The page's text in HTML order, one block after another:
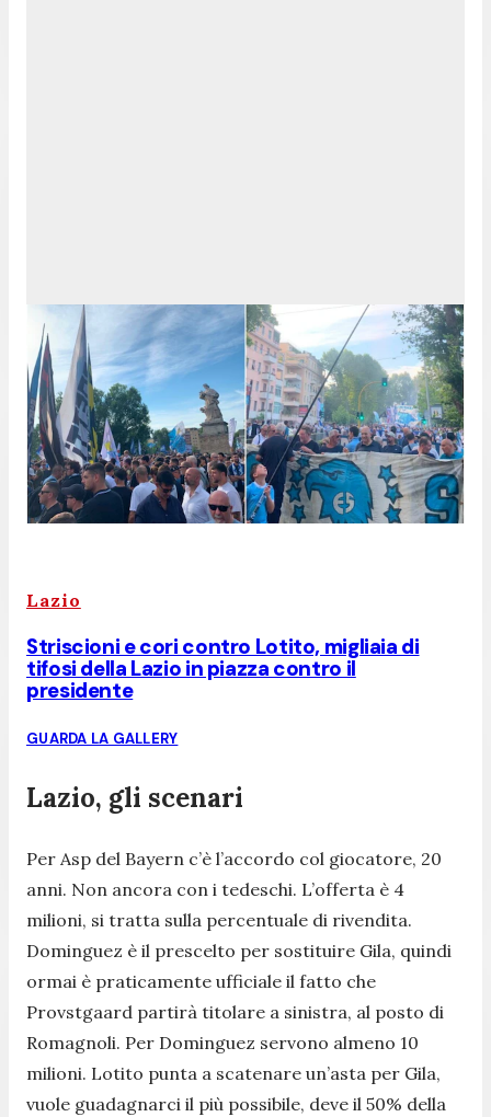
Lazio
Striscioni e cori contro Lotito, migliaia di
tifosi della Lazio in piazza contro il
presidente
GUARDA LA GALLERY
Lazio, gli scenari
Per Asp del Bayern c’è l’accordo col giocatore, 20
anni. Non ancora con i tedeschi. L’offerta è 4
milioni, si tratta sulla percentuale di rivendita.
Dominguez è il prescelto per sostituire Gila, quindi
ormai è praticamente ufficiale il fatto che
Provstgaard partirà titolare a sinistra, al posto di
Romagnoli. Per Dominguez servono almeno 10
milioni. Lotito punta a scatenare un’asta per Gila,
vuole guadagnarci il più possibile, deve il 50% della